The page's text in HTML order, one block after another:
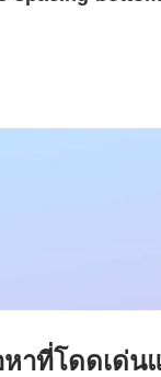
หาที่โดดเด่น